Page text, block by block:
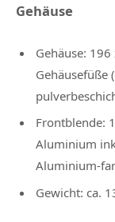
Gehäuse
Gehäuse:
Gehäusefüße
Frontblende:
Aluminium
Aluminium-
Gewicht: ca.